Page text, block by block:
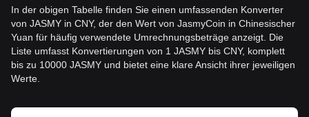
In der obigen Tabelle finden Sie einen umfassenden Konverter
von JASMY in CNY, der den Wert von JasmyCoin in Chinesischer
Yuan für häufig verwendete Umrechnungsbeträge anzeigt. Die
Liste umfasst Konvertierungen von 1 JASMY bis CNY, komplett
bis zu 10000 JASMY und bietet eine klare Ansicht ihrer jeweiligen
Werte.